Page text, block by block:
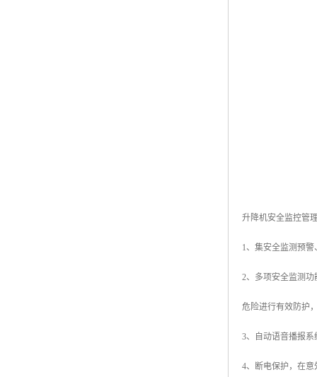
升降机安全监控管
1、集安全监测预警
2、多项安全监测
危险进行有效防护
3、自动语音播报系
4、断电保护，在意